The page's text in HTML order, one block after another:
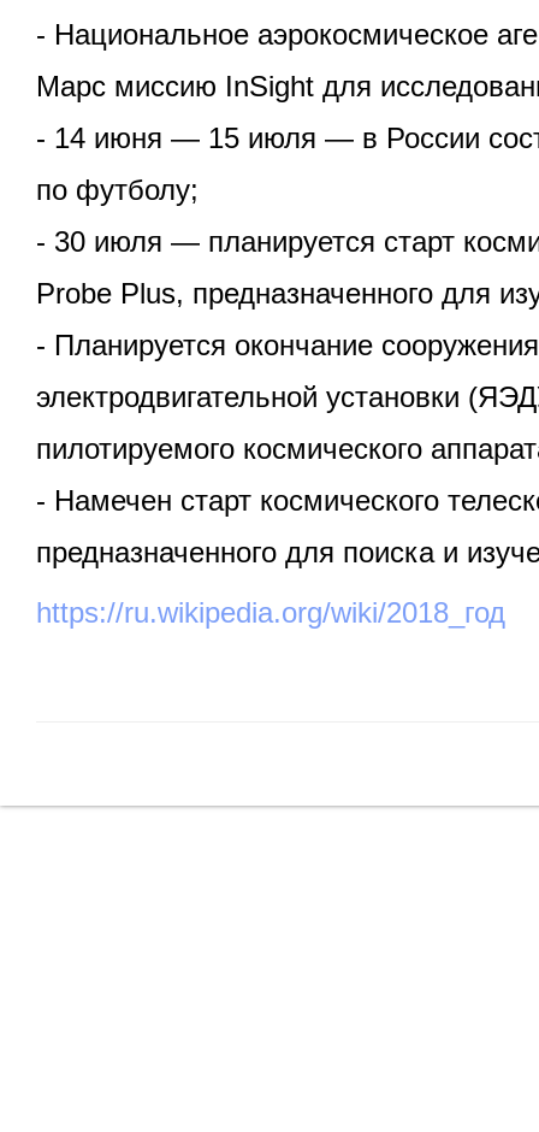
- Национальное аэрокосмическое
Марс миссию InSight для
- 14 июня — 15 июля — в России
по футболу;
- 30 июля — планируется старт
Probe Plus, предназначенного для
- Планируется окончание
электродвигательной установки
пилотируемого космического
- Намечен старт космического
предназначенного для поиска и
https://ru.wikipedia.org/wiki/2018_год